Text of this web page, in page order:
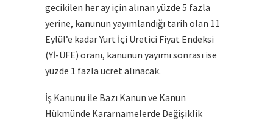
gecikilen her ay için alınan yüzde 5 fazla
yerine, kanunun yayımlandığı tarih olan 11
Eylül’e kadar Yurt İçi Üretici Fiyat Endeksi
(Yİ-ÜFE) oranı, kanunun yayımı sonrası ise
yüzde 1 fazla ücret alınacak.
İş Kanunu ile Bazı Kanun ve Kanun
Hükmünde Kararnamelerde Değişiklik